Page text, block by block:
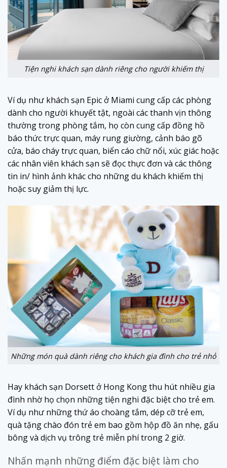
Tiện nghi khách sạn dành riêng cho người khiếm thị
Ví dụ như khách sạn Epic ở Miami cung cấp các phòng
dành cho người khuyết tật, ngoài các thanh vịn thông
thường trong phòng tắm, họ còn cung cấp đồng hồ
báo thức trực quan, máy rung giường, cảnh báo gõ
cửa, báo cháy trực quan, biển cáo chữ nổi, xúc giác hoặc
các nhân viên khách sạn sẽ đọc thực đơn và các thông
tin in/ hình ảnh khác cho những du khách khiếm thị
hoặc suy giảm thị lực.
Những món quà dành riêng cho khách gia đình cho trẻ nhỏ
Hay khách sạn Dorsett ở Hong Kong thu hút nhiều gia
đình nhờ họ chọn những tiện nghi đặc biệt cho trẻ em.
Ví dụ như những thứ áo choàng tắm, dép cỡ trẻ em,
quà tặng chào đón trẻ em bao gồm hộp đồ ăn nhẹ, gấu
bông và dịch vụ trông trẻ miễn phí trong 2 giờ.
Nhấn mạnh những điểm đặc biệt làm cho